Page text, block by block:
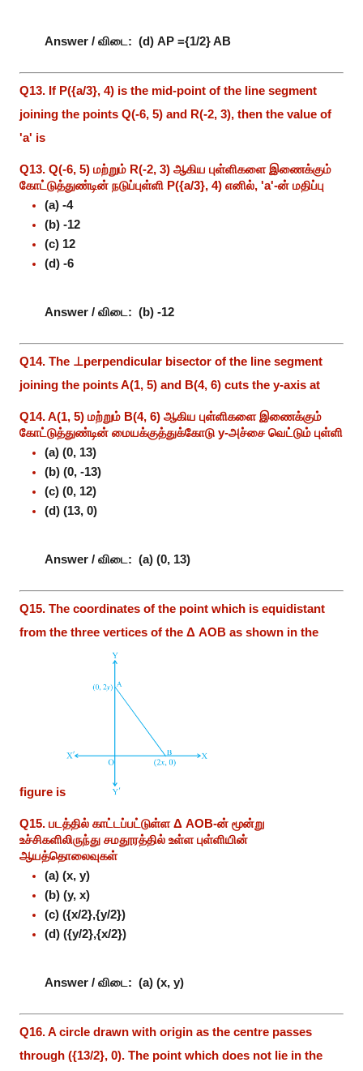
Answer / விடை: (d) AP ={1/2} AB
Q13. If P({a/3}, 4) is the mid-point of the line segment
joining the points Q(-6, 5) and R(-2, 3), then the value of
'a' is
Q13. Q(-6, 5) மற்றும் R(-2, 3) ஆகிய புள்ளிகளை இணைக்கும்
கோட்டுத்துண்டின் நடுப்புள்ளி P({a/3}, 4) எனில், 'a'-ன் மதிப்பு
(a) -4
(b) -12
(c) 12
(d) -6
Answer / விடை: (b) -12
Q14. The ⊥perpendicular bisector of the line segment
joining the points A(1, 5) and B(4, 6) cuts the y-axis at
Q14. A(1, 5) மற்றும் B(4, 6) ஆகிய புள்ளிகளை இணைக்கும்
கோட்டுத்துண்டின் மையக்குத்துக்கோடு y-அச்சை வெட்டும் புள்ளி
(a) (0, 13)
(b) (0, -13)
(c) (0, 12)
(d) (13, 0)
Answer / விடை: (a) (0, 13)
Q15. The coordinates of the point which is equidistant
from the three vertices of the Δ AOB as shown in the
figure is
Q15. படத்தில் காட்டப்பட்டுள்ள Δ AOB-ன் மூன்று
உச்சிகளிலிருந்து சமதூரத்தில் உள்ள புள்ளியின்
ஆயத்தொலைவுகள்
(a) (x, y)
(b) (y, x)
(c) ({x/2},{y/2})
(d) ({y/2},{x/2})
Answer / விடை: (a) (x, y)
Q16. A circle drawn with origin as the centre passes
through ({13/2}, 0). The point which does not lie in the